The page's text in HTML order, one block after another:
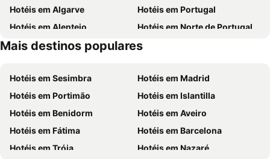
Hotéis em Algarve
Hotéis em Portugal
Hotéis em Alentejo
Hotéis em Norte de Portugal
Hotéis em Madeira
Hotéis em Espanha
Mais destinos populares
Hotéis em Sesimbra
Hotéis em Madrid
Hotéis em Portimão
Hotéis em Islantilla
Hotéis em Benidorm
Hotéis em Aveiro
Hotéis em Fátima
Hotéis em Barcelona
Hotéis em Tróia
Hotéis em Nazaré